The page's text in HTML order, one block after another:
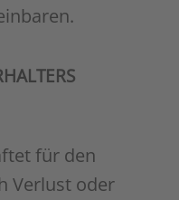
für den
Verlust oder